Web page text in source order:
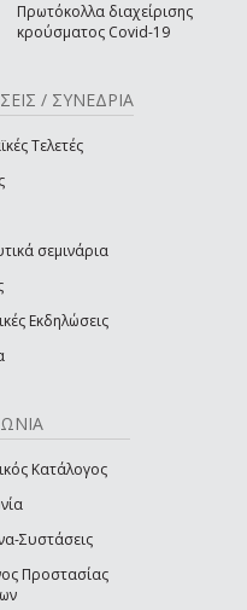
Πρωτόκολλα διαχείρισης
κρούσματος Covid-19
/ ΣΥΝΕΔΡΙΑ
Τελετές
σεμινάρια
Εκδηλώσεις
Κατάλογος
Συστάσεις
Προστασίας